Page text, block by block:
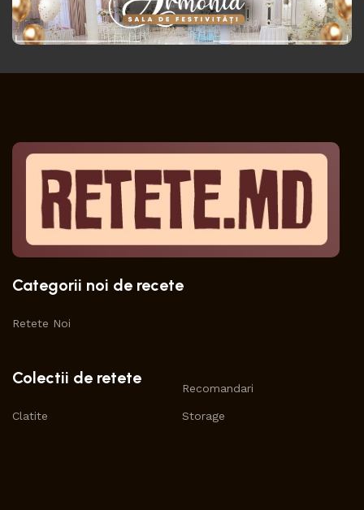
Categorii noi de recete
Retete Noi
Colectii de retete
Clatite
Recomandari
Storage